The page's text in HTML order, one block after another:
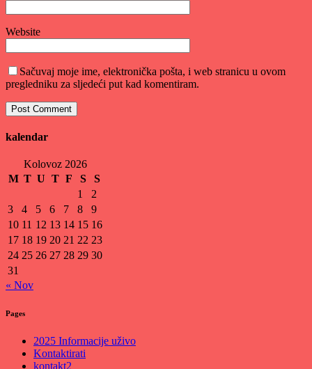
Website
Sačuvaj moje ime, elektronička pošta, i web stranicu u ovom
pregledniku za sljedeći put kad komentiram.
kalendar
Kolovoz 2026
M T U T F S
S
1
2
3
4 5 6 7 8
9
10 11 12 13 14 15 16
17 18 19 20 21 22 23
24 25 26 27 28 29 30
31
« Nov
Pages
2025 Informacije uživo
Kontaktirati
kontakt2